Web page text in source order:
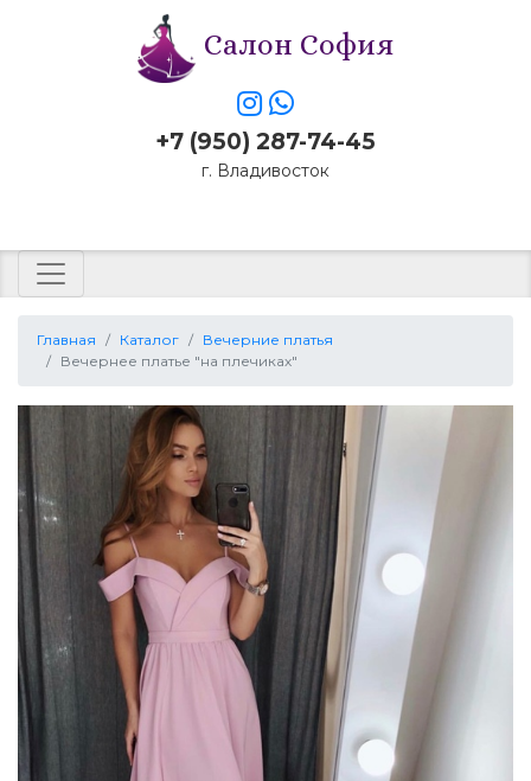
Салон София
+7 (950) 287-74-45
г. Владивосток
Главная Каталог
Вечерние платья
Вечернее платье "на плечиках"